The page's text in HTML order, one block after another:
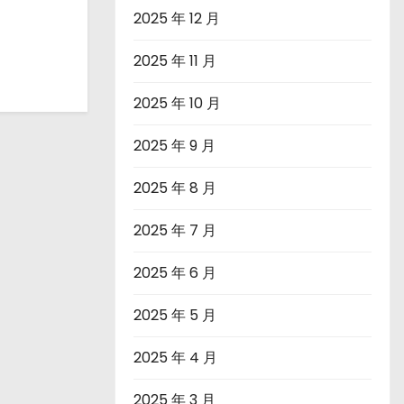
2025 年 12 月
2025 年 11 月
2025 年 10 月
2025 年 9 月
2025 年 8 月
2025 年 7 月
2025 年 6 月
2025 年 5 月
2025 年 4 月